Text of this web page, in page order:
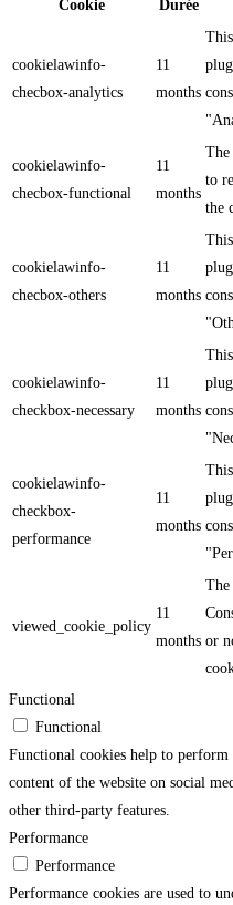
Cookie
Durée
cookielawinfo-
checbox-analytics
11
months
cookielawinfo-
checbox-functional
11
months
The
to
the
cookielawinfo-
checbox-others
11
months
cookielawinfo-
checkbox-necessary
11
months
cookielawinfo-
checkbox-
performance
11
months
viewed_cookie_policy
11
months
The
or
Functional
Functional
Functional cookies help to
content of the website on social
other third-party features.
Performance
Performance
Performance cookies are used to